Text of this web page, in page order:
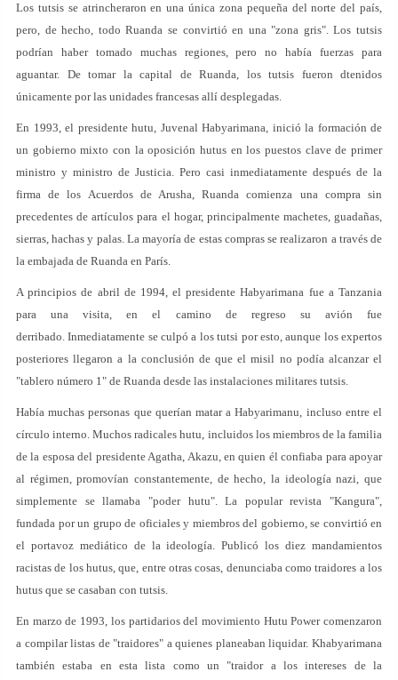
Los tutsis se atrincheraron en una única zona pequeña del norte del país,
pero, de hecho, todo Ruanda se convirtió en una "zona gris". Los tutsis
podrían haber tomado muchas regiones, pero no había fuerzas para
aguantar. De tomar la capital de Ruanda, los tutsis fueron dtenidos
únicamente por las unidades francesas allí desplegadas.
En 1993, el presidente hutu, Juvenal Habyarimana, inició la formación de
un gobierno mixto con la oposición hutus en los puestos clave de primer
ministro y ministro de Justicia. Pero casi inmediatamente después de la
firma de los Acuerdos de Arusha, Ruanda comienza una compra sin
precedentes de artículos para el hogar, principalmente machetes, guadañas,
sierras, hachas y palas. La mayoría de estas compras se realizaron a través de
la embajada de Ruanda en París.
A principios de abril de 1994, el presidente Habyarimana fue a Tanzania
para una visita, en el camino de regreso su avión fue
derribado. Inmediatamente se culpó a los tutsi por esto, aunque los expertos
posteriores llegaron a la conclusión de que el misil no podía alcanzar el
"tablero número 1" de Ruanda desde las instalaciones militares tutsis.
Había muchas personas que querían matar a Habyarimanu, incluso entre el
círculo interno. Muchos radicales hutu, incluidos los miembros de la familia
de la esposa del presidente Agatha, Akazu, en quien él confiaba para apoyar
al régimen, promovían constantemente, de hecho, la ideología nazi, que
simplemente se llamaba "poder hutu". La popular revista "Kangura",
fundada por un grupo de oficiales y miembros del gobierno, se convirtió en
el portavoz mediático de la ideología. Publicó los diez mandamientos
racistas de los hutus, que, entre otras cosas, denunciaba como traidores a los
hutus que se casaban con tutsis.
En marzo de 1993, los partidarios del movimiento Hutu Power comenzaron
a compilar listas de "traidores" a quienes planeaban liquidar. Khabyarimana
también estaba en esta lista como un "traidor a los intereses de la